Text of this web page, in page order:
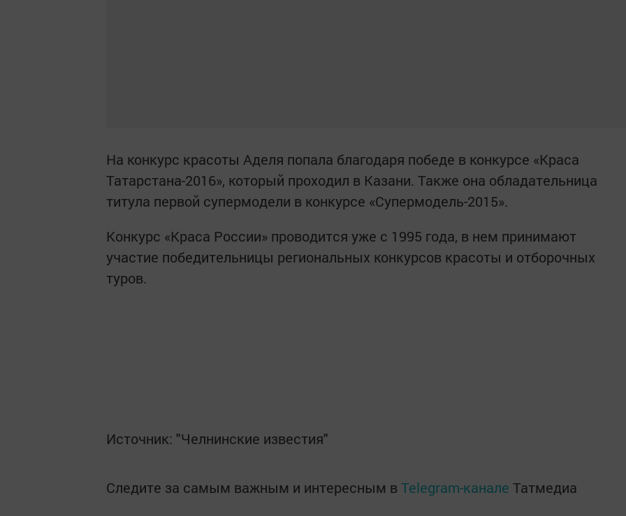
На конкурс красоты Аделя попала благодаря победе в конкурсе «Краса
Татарстана-2016», который проходил в Казани. Также она обладательница
титула первой супермодели в конкурсе «Супермодель-2015».
Конкурс «Краса России» проводится уже с 1995 года, в нем принимают
участие победительницы региональных конкурсов красоты и отборочных
туров.
Источник: "Челнинские известия"
Следите за самым важным и интересным в Telegram-канале Татмедиа